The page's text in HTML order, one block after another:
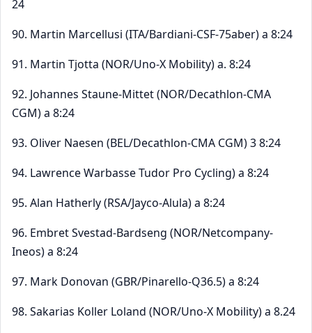
24
90. Martin Marcellusi (ITA/Bardiani-CSF-75aber) a 8:24
91. Martin Tjotta (NOR/Uno-X Mobility) a. 8:24
92. Johannes Staune-Mittet (NOR/Decathlon-CMA
CGM) a 8:24
93. Oliver Naesen (BEL/Decathlon-CMA CGM) 3 8:24
94. Lawrence Warbasse Tudor Pro Cycling) a 8:24
95. Alan Hatherly (RSA/Jayco-Alula) a 8:24
96. Embret Svestad-Bardseng (NOR/Netcompany-
Ineos) a 8:24
97. Mark Donovan (GBR/Pinarello-Q36.5) a 8:24
98. Sakarias Koller Loland (NOR/Uno-X Mobility) a 8.24